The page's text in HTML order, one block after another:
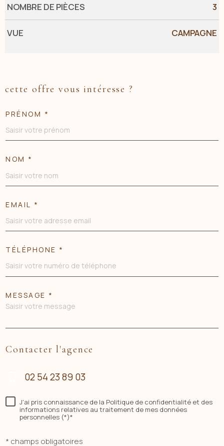
NOMBRE DE PIÈCES 3
VUE CAMPAGNE
cette offre vous intéresse ?
PRÉNOM *
NOM *
EMAIL *
TÉLÉPHONE *
MESSAGE *
Contacter l'agence
02 54 23 89 03
J'ai pris connaissance de la Politique de confidentialité et des
informations relatives au traitement de mes données
personnelles (*)*
* champs obligatoires